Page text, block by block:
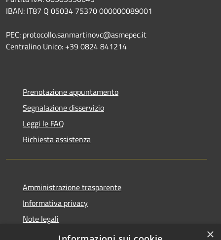
IBAN: IT87 Q 05034 75370 000000089001
PEC: protocollo.sanmartinovc@asmepec.it
Centralino Unico: +39 0824 841214
Prenotazione appuntamento
Segnalazione disservizio
Leggi le FAQ
Richiesta assistenza
Amministrazione trasparente
Informativa privacy
Note legali
Dichiarazione di accessibilità
×